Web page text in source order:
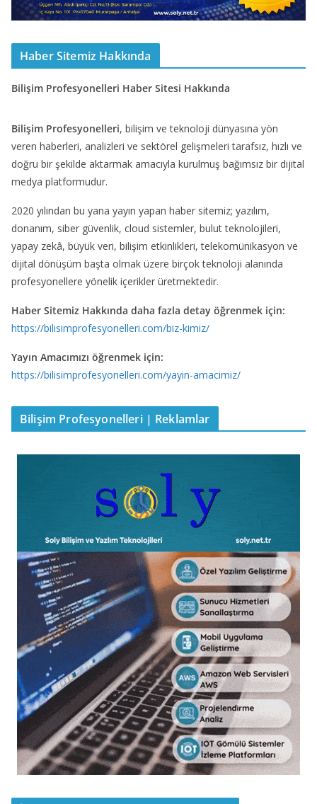
Haber Sitemiz Hakkında
Bilişim Profesyonelleri Haber Sitesi Hakkında
Bilişim Profesyonelleri, bilişim ve teknoloji dünyasına yön
veren haberleri, analizleri ve sektörel gelişmeleri tarafsız, hızlı ve
doğru bir şekilde aktarmak amacıyla kurulmuş bağımsız bir dijital
medya platformudur.
2020 yılından bu yana yayın yapan haber sitemiz; yazılım,
donanım, siber güvenlik, cloud sistemler, bulut teknolojileri,
yapay zekâ, büyük veri, bilişim etkinlikleri, telekomünikasyon ve
dijital dönüşüm başta olmak üzere birçok teknoloji alanında
profesyonellere yönelik içerikler üretmektedir.
Haber Sitemiz Hakkında daha fazla detay öğrenmek için:
https://bilisimprofesyonelleri.com/biz-kimiz/
Yayın Amacımızı öğrenmek için:
https://bilisimprofesyonelleri.com/yayin-amacimiz/
Bilişim Profesyonelleri | Reklamlar